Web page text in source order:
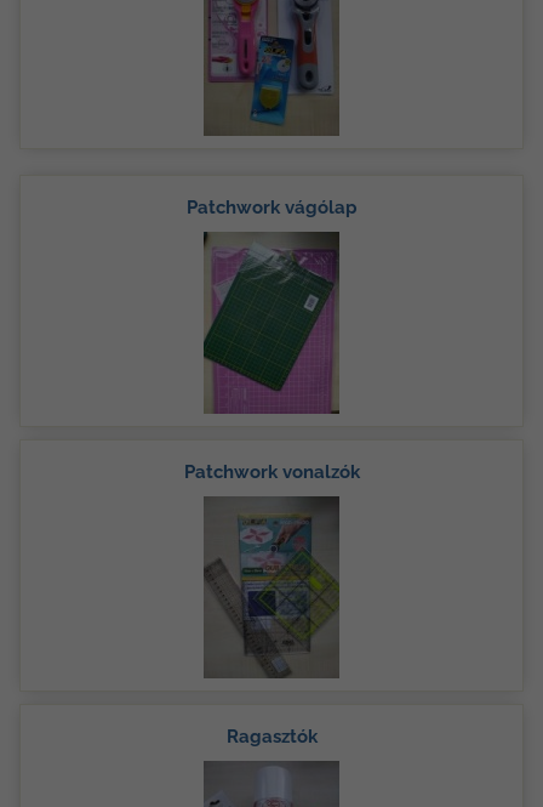
Patchwork vágólap
Patchwork vonalzók
Ragasztók